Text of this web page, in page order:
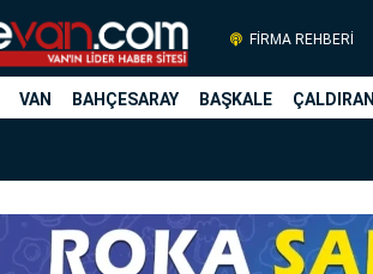
FİRMA REHBERİ
VAN BAHÇESARAY BAŞKALE ÇALDIRAN